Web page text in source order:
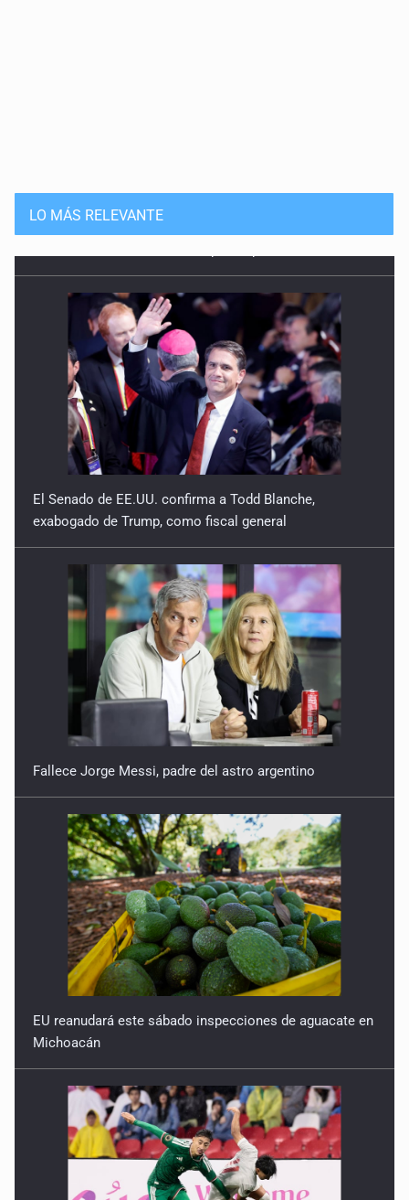
LO MÁS RELEVANTE
El Senado de EE.UU. confirma a Todd Blanche,
exabogado de Trump, como fiscal general
Fallece Jorge Messi, padre del astro argentino
EU reanudará este sábado inspecciones de aguacate en
Michoacán